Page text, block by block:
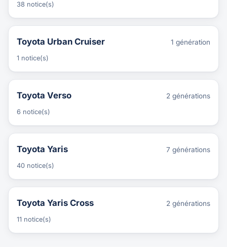
38 notice(s)
Toyota Urban Cruiser 1 génération
1 notice(s)
Toyota Verso 2 générations
6 notice(s)
Toyota Yaris 7 générations
40 notice(s)
Toyota Yaris Cross 2 générations
11 notice(s)